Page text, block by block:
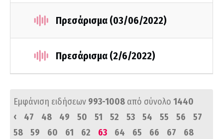
Πρεσάρισμα (03/06/2022)
Πρεσάρισμα (2/6/2022)
Εμφάνιση ειδήσεων 993-1008 από σύνολο 1440
‹
47 48 49 50 51 52 53 54 55 56
57
58
59 60 61 62 63 64 65 66 67
68